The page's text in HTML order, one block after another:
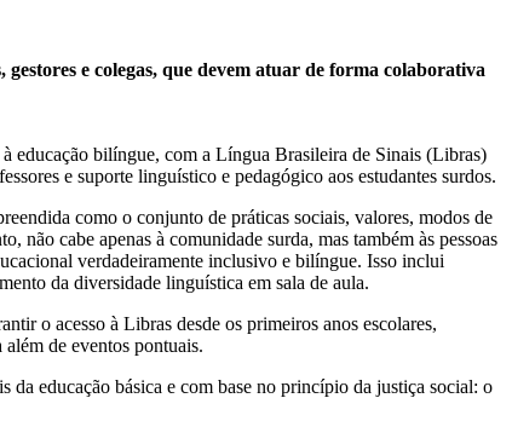
e colegas, que devem atuar de forma colaborativa
educação bilíngue, com a Língua Brasileira de Sinais (Libras)
e suporte linguístico e pedagógico aos estudantes surdos.
como o conjunto de práticas sociais, valores, modos de
não cabe apenas à comunidade surda, mas também às pessoas
verdadeiramente inclusivo e bilíngue. Isso inclui
da diversidade linguística em sala de aula.
o acesso à Libras desde os primeiros anos escolares,
de eventos pontuais.
da educação básica e com base no princípio da justiça social: o